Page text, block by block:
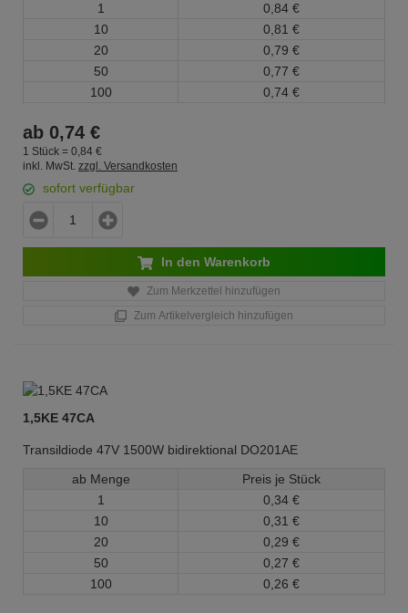
1
0, 84 €
10
0, 81 €
20
0, 79 €
50
0, 77 €
100
0, 74 €
ab 0,74 €
1 Stück = 0, 84 €
inkl. MwSt. zzgl. Versandkosten
sofort verfügbar
In den Warenkorb
Zum Merkzettel hinzufügen
Zum Artikelvergleich hinzufügen
1,5KE 47CA
Transildiode 47V 1500W bidirektional DO201AE
ab Menge
Preis je Stück
1
0, 34 €
10
0, 31 €
20
0, 29 €
50
0, 27 €
100
0, 26 €